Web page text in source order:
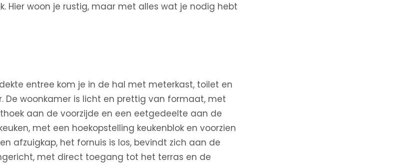
Hier woon je rustig, maar met alles wat je nodig hebt
entree kom je in de hal met meterkast, toilet en
De woonkamer is licht en prettig van formaat, met
aan de voorzijde en een eetgedeelte aan de
met een hoekopstelling keukenblok en voorzien
afzuigkap, het fornuis is los, bevindt zich aan de
met direct toegang tot het terras en de